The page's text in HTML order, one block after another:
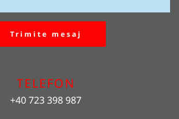
Trimite mesaj
TELEFON
+40 723 398 987